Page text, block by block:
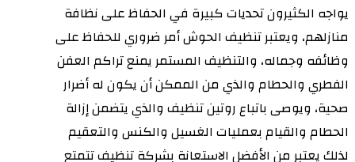
يواجه الكثيرون تحديات كبيرة في الحفاظ على نظافة
منازلهم، ويعتبر تنظيف الحوش أمر ضروري للحفاظ على
وظائفه وجماله، والتنظيف المستمر يمنع تراكم العفن
الفطري والحطام والذي من الممكن أن يكون له أضرار
صحية، ويوصى باتباع روتين تنظيف والذي يتضمن إزالة
الحطام والقيام بعمليات الغسيل والكنس والتعقيم
لذلك يعتبر من الأفضل الاستعانة بشركة تنظيف تتمتع